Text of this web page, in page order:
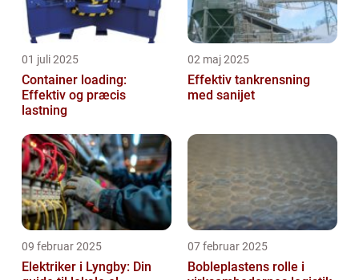
01 juli 2025
Container loading:
Effektiv og præcis
lastning
02 maj 2025
Effektiv tankrensning
med sanijet
09 februar 2025
Elektriker i Lyngby: Din
07 februar 2025
Bobleplastens rolle i